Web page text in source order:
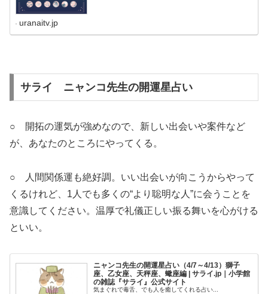
uranaitv.jp
サライ ニャンコ先生の開運星占い
○ 開拓の運気が強めなので、新しい出会いや案件など
が、あなたのところにやってくる。
○ 人間関係運も絶好調。いい出会いが向こうからやって
くるけれど、1人でも多くの“より聡明な人”に会うことを
意識してください。温厚で礼儀正しい振る舞いを心がける
といい。
ニャンコ先生の開運星占い（4/7～4/13）獅子
座、乙女座、天秤座、蠍座編 | サライ.jp｜小学館
の雑誌『サライ』公式サイト
気まぐれで毒舌、でも人を癒してくれる占い...